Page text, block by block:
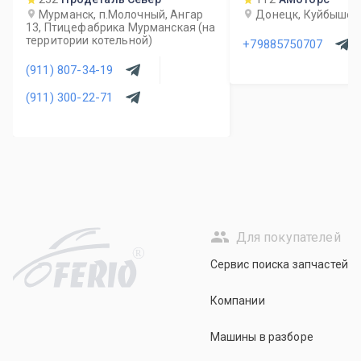
Мурманск, п.Молочный, Ангар
13, Птицефабрика Мурманская (на
территории котельной)
(911) 807-34-19
(911) 300-22-71
Донецк,
+79885750707
R
Для покупателей
Сервис поиска запчастей
Компании
Машины в разборе